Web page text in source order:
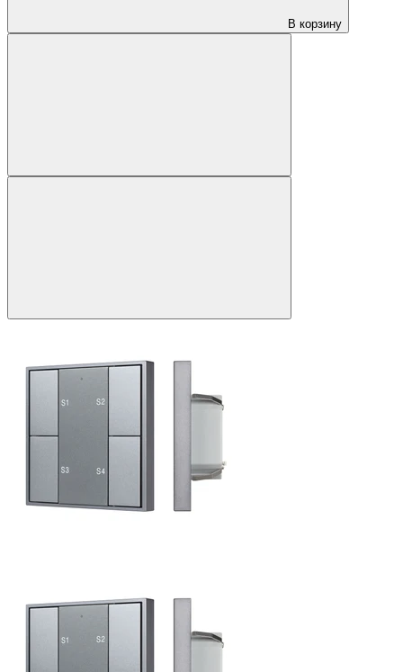
В корзину